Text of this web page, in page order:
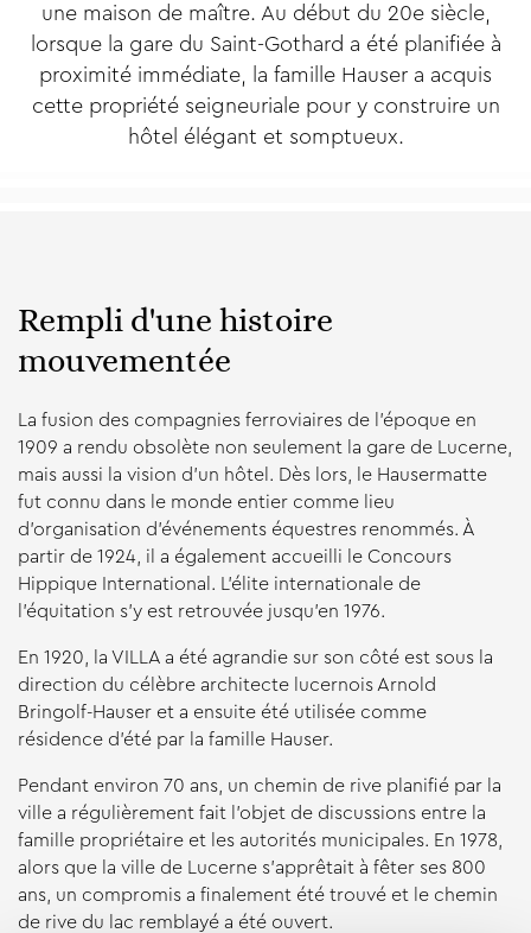
une maison de maître. Au début du 20e siècle,
lorsque la gare du Saint-Gothard a été planifiée à
proximité immédiate, la famille Hauser a acquis
cette propriété seigneuriale pour y construire un
hôtel élégant et somptueux.
Rempli d'une histoire
mouvementée
La fusion des compagnies ferroviaires de l'époque en
1909 a rendu obsolète non seulement la gare de Lucerne,
mais aussi la vision d'un hôtel. Dès lors, le Hausermatte
fut connu dans le monde entier comme lieu
d'organisation d'événements équestres renommés. À
partir de 1924, il a également accueilli le Concours
Hippique International. L'élite internationale de
l'équitation s'y est retrouvée jusqu'en 1976.
En 1920, la VILLA a été agrandie sur son côté est sous la
direction du célèbre architecte lucernois Arnold
Bringolf-Hauser et a ensuite été utilisée comme
résidence d'été par la famille Hauser.
Pendant environ 70 ans, un chemin de rive planifié par la
ville a régulièrement fait l'objet de discussions entre la
famille propriétaire et les autorités municipales. En 1978,
alors que la ville de Lucerne s'apprêtait à fêter ses 800
ans, un compromis a finalement été trouvé et le chemin
de rive du lac remblayé a été ouvert.